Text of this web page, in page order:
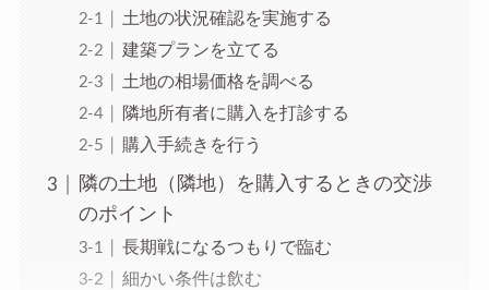
土地の状況確認を実施する
建築プランを立てる
土地の相場価格を調べる
隣地所有者に購入を打診する
購入手続きを行う
隣の土地（隣地）を購入するときの交渉
のポイント
長期戦になるつもりで臨む
細かい条件は飲む